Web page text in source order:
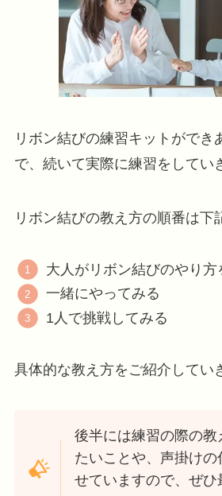
リボン結びの練習キットができ
で、続いて実際に練習をしてい
リボン結びの教え方の順番は下
大人がリボン結びのやり方
一緒にやってみる
1人で挑戦してみる
具体的な教え方をご紹介してい
後半には練習の際の教
たいことや、声掛け
せていますので、ぜひ